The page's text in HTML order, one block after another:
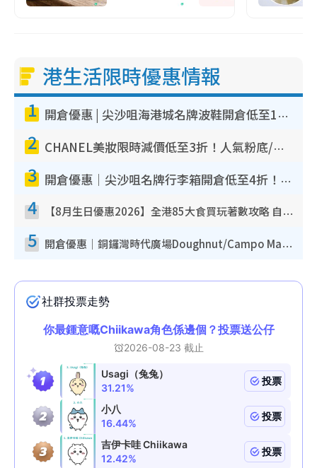
港生活限時優惠情報
1 開倉優惠 | 尖沙咀海港城名牌波鞋開倉低至1折！On鞋$899起／Joy&Peace鞋履$98起
2 CHANEL美妝限時減價低至3折！人氣粉底/唇膏/精華液低至$275！COCO香水都有平
3 開倉優惠｜尖沙咀名牌行李箱開倉低至4折！一連5日 American Tourister/ace./Hallmark $200起！
4 【8月生日優惠2026】全港85大食買玩著數攻略 自助餐/火鍋放題同行免費＋誠品/DONKI送現金券
5 開倉優惠｜銅鑼灣時代廣場Doughnut/Campo Marzio開倉低至1折！背囊、書包、手袋劈價$200起